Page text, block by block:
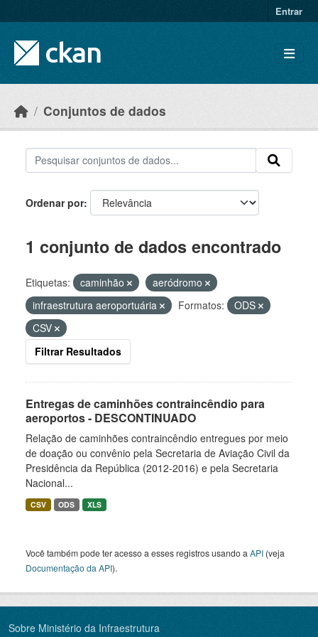
Entrar
Conjuntos de dados
Ordenar por
1 conjunto de dados encontrado
Etiquetas: caminhão
aeródromo
infraestrutura aeroportuária
Formatos:
ODS
CSV
Filtrar Resultados
Entregas de caminhões contraincêndio para
aeroportos - DESCONTINUADO
Relação de caminhões contraincêndio entregues por meio
de doação ou convênio pela Secretaria de Aviação Civil da
Presidência da República (2012-2016) e pela Secretaria
Nacional...
CSV ODS XLS
Você também pode ter acesso a esses registros usando a API (veja
Documentação da API).
Sobre Ministério da Infraestrutura